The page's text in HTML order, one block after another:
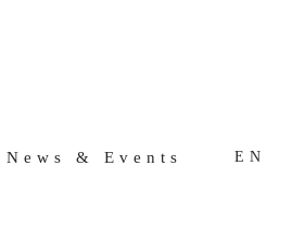
News & Events EN